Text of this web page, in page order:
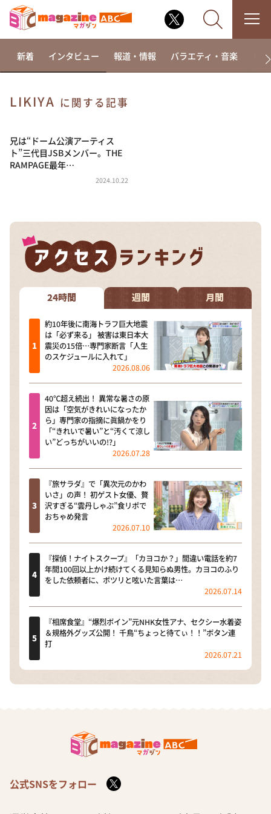
相席食堂
これ余談なんですけど・・・
～人生密着トークバラエティ！～ やすとものいたっ
河合＆A.B.C-Z塚田×福井アナ「なんでやねん！？」
（news おかえり）
DAIGOも台所 ～きょうの献立 何にする？～
本日はダイアンなり！シーズン２
朝だ！生です旅サラダ
教えて！ニュースライブ 正義のミカタ
ＬＩＦＥ～夢のカタチ～
新婚さんいらっしゃい！
ポツンと一軒家
ザキ山小屋本館
ぺこぱのまるスポ
新着 インタビュー 報道・情報 バラエティ・音楽 ド
LIKIYA に関する記事
兄は“ドーム公演アーティス
ト”三代目JSBメンバー。THE
RAMPAGE最年…
2024.10.22
24時間 週間 月間
約10年後に南海トラフ巨大地震
は「必ず来る」 被害は東日本大
震災の15倍…専門家断言「人生
のスケジュールに入れて」
2026.08.06
40℃超え続出！ 異常な暑さの原
因は「空気がきれいになったか
ら」専門家の指摘に眞鍋かをり
「“きれいで暑い”と“汚くて涼し
い”どっちがいいの!?」
2026.07.28
『旅サラダ』で「異次元のかわ
いさ」の声！ 初ゲスト女優、贅
沢すぎる“雲丹しゃぶ”食リポで
おちゃめ発言
2026.07.10
『探偵！ナイトスクープ』「カヨコか？」間違い電話を約7
年間100回以上かけ続けてくる見知らぬ男性。カヨコのふり
をした依頼者に、ポツリと呟いた言葉は…
2026.07.14
『相席食堂』“爆烈ボイン”元NHK女性アナ、セクシー水着姿
＆規格外グッズ公開！ 千鳥“ちょっと待てぃ！！”ボタン連
打
2026.07.21
公式SNSをフォロー